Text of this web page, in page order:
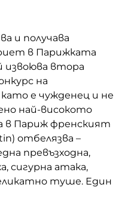
и получава
в Парижката
извоюва втора
на
е чужденец и не
най-високото
в Париж френският
отбелязва –
превъзходна,
сигурна атака,
туше. Един